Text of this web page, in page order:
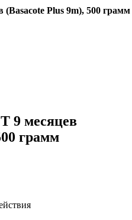
Plus 9m), 500 грамм
9 месяцев
грамм